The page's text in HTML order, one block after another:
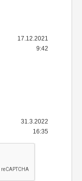
17.12.2021
9:42
31.3.2022
16:35